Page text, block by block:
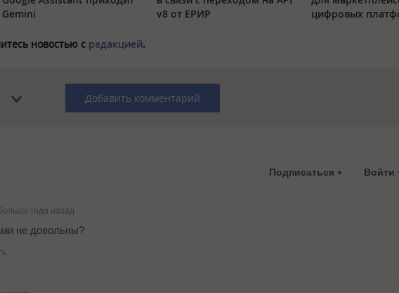
Gemini
v8 от ЕРИР
цифровых
новостью с редакцией.
Добавить комментарий
Подписаться Войти
года назад
не довольны?